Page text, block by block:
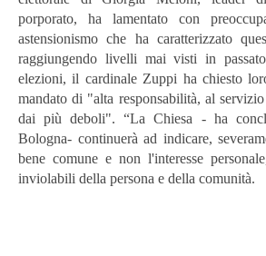
porporato, ha lamentato con
astensionismo che ha caratterizzato
raggiungendo livelli mai visti in
elezioni, il cardinale Zuppi ha chiesto
mandato di "alta responsabilità, al
dai più deboli". “La Chiesa - ha
Bologna- continuerà ad indicare,
bene comune e non l'interesse
inviolabili della persona e della comunità.